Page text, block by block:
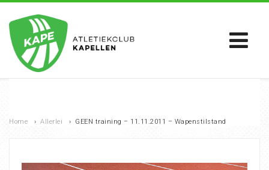
Home › Allerlei › GEEN training – 11.11.2011 – Wapenstilstand